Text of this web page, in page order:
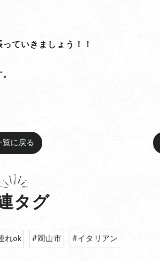
ていきましょう！！
覧に戻る
タグ
れok #岡山市 #イタリアン